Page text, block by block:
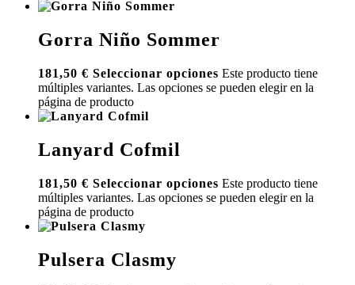
Gorra Niño Sommer
181,50 € Seleccionar opciones Este producto tiene
múltiples variantes. Las opciones se pueden elegir en la
página de producto
Lanyard Cofmil
181,50 € Seleccionar opciones Este producto tiene
múltiples variantes. Las opciones se pueden elegir en la
página de producto
Pulsera Clasmy